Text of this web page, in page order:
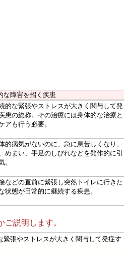
な障害を招く疾患
的な緊張やストレスが大きく関与して発
患の総称。その治療には身体的な治療と
アも行う必要。
的病気がないのに、急に息苦しくなり、
めまい、手足のしびれなどを発作的に引
。
などの直前に緊張し突然トイレに行きた
状態が日常的に継続する疾患。
説明します。
張やストレスが大きく関与して発症す